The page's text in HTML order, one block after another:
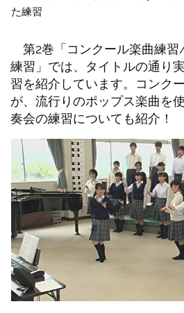
た練習
第2巻「コンクール楽曲練
練習」では、タイトルの通り
習を紹介しています。コンク
が、流行りのポップス楽曲を
奏会の練習についても紹介！